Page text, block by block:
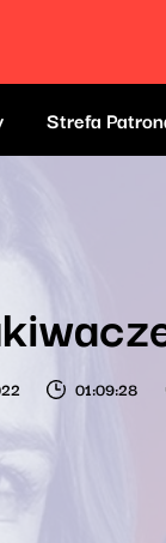
Strefa
01:09:28